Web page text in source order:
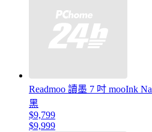
Readmoo 讀墨 7 吋 mooInk
黑
$9,799
$9,999